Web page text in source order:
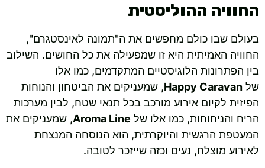
החוויה ההוליסטית
בעולם שבו כולם מחפשים את ה"תמונה לאינסטגרם",
החוויה האמיתית היא זו שמפעילה את כל החושים. השילוב
בין הפתרונות הלוגיסטיים המתקדמים, כמו אלו
של Happy Caravan, שמעניקים את הביטחון והנוחות
הפיזית לקיום אירוע מורכב בכל תנאי שטח, לבין מערכות
הריח והניחוחות, כמו אלו של Aroma Line, שמעניקים את
המעטפת הרגשית והיוקרתית, הוא הנוסחה המנצחת
לאירוע מוצלח, נעים וכזה שייזכר לטובה.